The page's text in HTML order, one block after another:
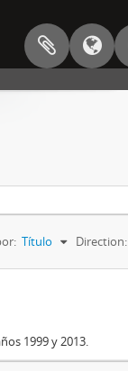
Título Direction:
1999 y 2013.